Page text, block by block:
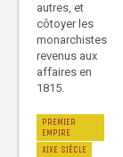
autres, et
côtoyer les
monarchistes
revenus aux
affaires en
1815.
PREMIER
EMPIRE
XIXE SIÈCLE